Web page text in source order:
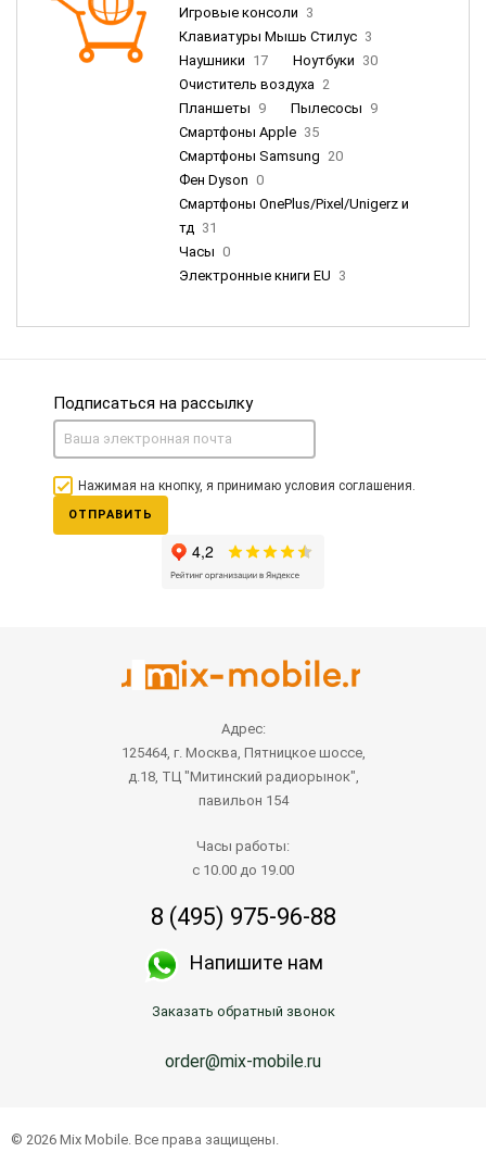
Игровые консоли 3
Клавиатуры Мышь Стилус 3
Наушники 17 Ноутбуки 30
Очиститель воздуха 2
Планшеты 9 Пылесосы 9
Смартфоны Apple 35
Смартфоны Samsung 20
Фен Dyson 0
Смартфоны OnePlus/Pixel/Unigerz и
тд 31
Часы 0
Электронные книги EU 3
Подписаться на рассылку
Нажимая на кнопку, я принимаю условия соглашения.
ОТПРАВИТЬ
Адрес:
125464, г. Москва, Пятницкое шоссе,
д.18, ТЦ "Митинский радиорынок",
павильон 154
Часы работы:
с 10.00 до 19.00
8 (495) 975-96-88
Напишите нам
Заказать обратный звонок
order@mix-mobile.ru
© 2026 Mix Mobile. Все права защищены.